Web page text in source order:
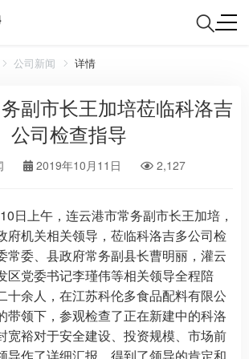
公司新闻 详情
副市长王加培莅临科洛吉
公司检查指导
2019年10月11日 2,127
上午，连云港市常务副市长王加培，
府机关相关领导，莅临科洛吉多公司检
常委、县政府常务副县长曹明丽，灌云
区党委书记李瑾伟等相关领导全程陪
十余人，在江苏科伦多食品配料有限公
带领下，参观检查了正在新建中的科洛
宽裕对于安全建设、投资规模、市场前